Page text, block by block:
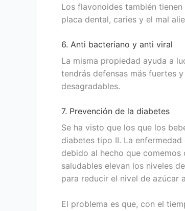
Los flavonoides también
placa dental, caries y el mal
6. Anti bacteriano y anti viral
La misma propiedad ayuda a
tendrás defensas más fuertes
desagradables.
7. Prevención de la diabetes
Se ha visto que los que los
diabetes tipo II. La
debido al hecho que
saludables elevan los niveles
para reducir el nivel de azúcar
El problema es que, con el